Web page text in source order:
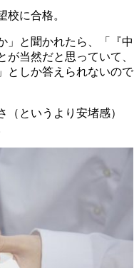
校に合格。
」と聞かれたら、「『中
当然だと思っていて、
としか答えられないので
というより安堵感）